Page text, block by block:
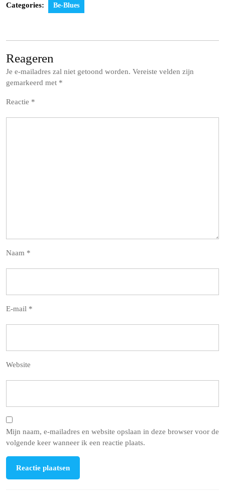
Categories: Be-Blues
Reageren
Je e-mailadres zal niet getoond worden. Vereiste velden zijn
gemarkeerd met *
Reactie *
Naam *
E-mail *
Website
Mijn naam, e-mailadres en website opslaan in deze browser voor de
volgende keer wanneer ik een reactie plaats.